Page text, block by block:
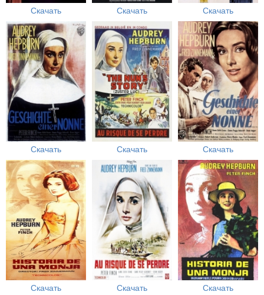
Скачать Скачать Скачать
Скачать Скачать Скачать
Скачать Скачать Скачать